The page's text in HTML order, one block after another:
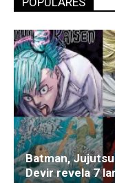
Batman,
Devir revela 7